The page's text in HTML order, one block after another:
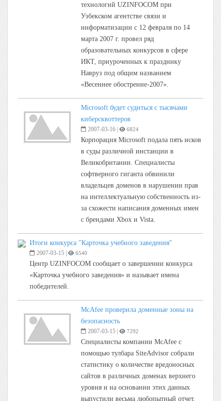
технологий UZINFOCOM при
Узбекском агентстве связи и
информатизации с 12 февраля по 14
марта 2007 г. провел ряд
образовательных конкурсов в сфере
ИКТ, приуроченных к празднику
Навруз под общим названием
«Весеннее обострение-2007».
Microsoft будет судиться с тысячами
киберсквоттеров
2007-03-16 6824
Корпорация Microsoft подала пять исков
в суды различной инстанции в
Великобритании. Специалисты
софтверного гиганта обвинили
владельцев доменов в нарушении прав
на интеллектуальную собственность из-
за схожести написания доменных имен
с брендами Xbox и Vista.
Итоги конкурса "Карточка учебного заведения"
2007-03-15 6540
Центр UZINFOCOM сообщает о завершении конкурса
«Карточка учебного заведения» и называет имена
победителей.
McAfee проверила доменные зоны на
безопасность
2007-03-15 7292
Специалисты компании McAfee с
помощью тулбара SiteAdvisor собрали
статистику о количестве вредоносных
сайтов в различных доменах верхнего
уровня и на основании этих данных
выпустили весьма любопытный отчет.